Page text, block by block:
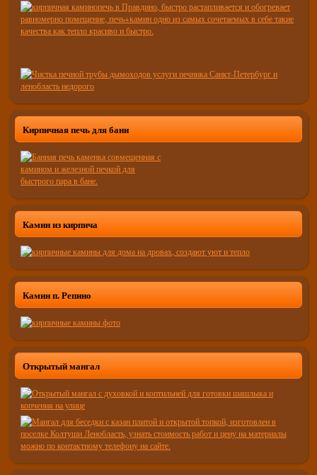
Кирпичная печь для бани
Камин из кирпича
Камин п. Репино
Открытый мангал